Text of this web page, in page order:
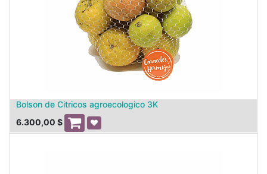
Bolson de Citricos agroecologico 3K
6.300,00 $